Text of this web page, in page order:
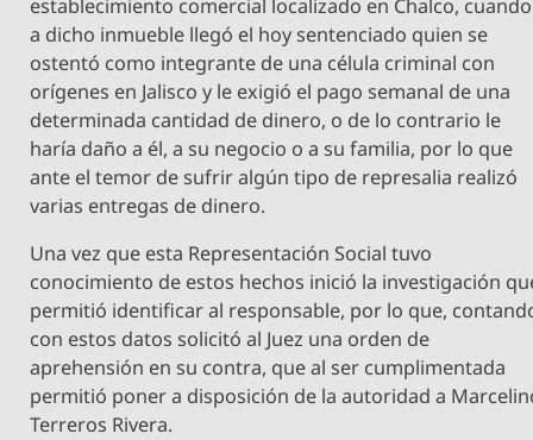
establecimiento comercial localizado en Chalco, cuando
a dicho inmueble llegó el hoy sentenciado quien se
ostentó como integrante de una célula criminal con
orígenes en Jalisco y le exigió el pago semanal de una
determinada cantidad de dinero, o de lo contrario le
haría daño a él, a su negocio o a su familia, por lo que
ante el temor de sufrir algún tipo de represalia realizó
varias entregas de dinero.
Una vez que esta Representación Social tuvo
conocimiento de estos hechos inició la investigación
permitió identificar al responsable, por lo que,
con estos datos solicitó al Juez una orden de
aprehensión en su contra, que al ser cumplimentada
permitió poner a disposición de la autoridad a
Terreros Rivera.